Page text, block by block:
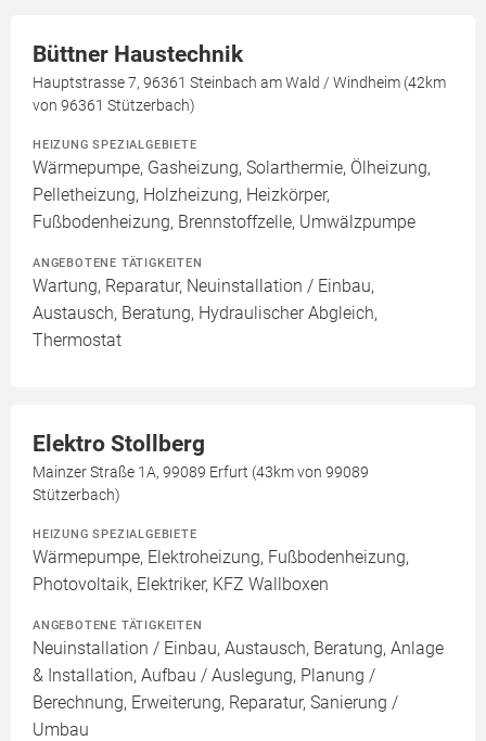
Büttner Haustechnik
Hauptstrasse 7, 96361 Steinbach am Wald / Windheim (42km
von 96361 Stützerbach)
HEIZUNG SPEZIALGEBIETE
Wärmepumpe, Gasheizung, Solarthermie, Ölheizung,
Pelletheizung, Holzheizung, Heizkörper,
Fußbodenheizung, Brennstoffzelle, Umwälzpumpe
ANGEBOTENE TÄTIGKEITEN
Wartung, Reparatur, Neuinstallation / Einbau,
Austausch, Beratung, Hydraulischer Abgleich,
Thermostat
Elektro Stollberg
Mainzer Straße 1A, 99089 Erfurt (43km von 99089
Stützerbach)
HEIZUNG SPEZIALGEBIETE
Wärmepumpe, Elektroheizung, Fußbodenheizung,
Photovoltaik, Elektriker, KFZ Wallboxen
ANGEBOTENE TÄTIGKEITEN
Neuinstallation / Einbau, Austausch, Beratung, Anlage
& Installation, Aufbau / Auslegung, Planung /
Berechnung, Erweiterung, Reparatur, Sanierung /
Umbau